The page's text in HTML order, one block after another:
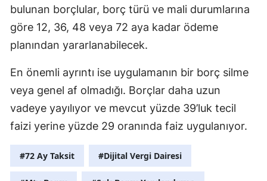
bulunan borçlular, borç türü ve mali durumlarına
göre 12, 36, 48 veya 72 aya kadar ödeme
planından yararlanabilecek.
En önemli ayrıntı ise uygulamanın bir borç silme
veya genel af olmadığı. Borçlar daha uzun
vadeye yayılıyor ve mevcut yüzde 39’luk tecil
faizi yerine yüzde 29 oranında faiz uygulanıyor.
#72 Ay Taksit #Dijital Vergi Dairesi